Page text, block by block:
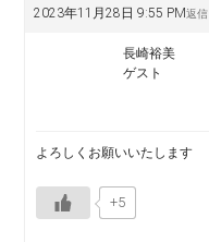
2023年11月28日 9:55 PM返信
長崎裕美
ゲスト
よろしくお願いいたします
+5